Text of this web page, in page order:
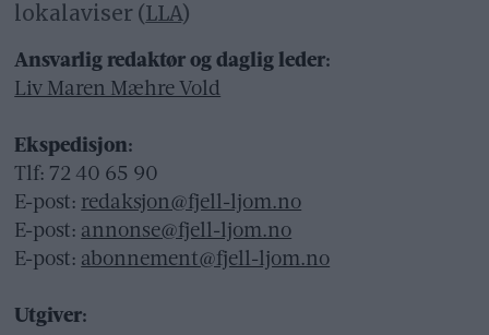
lokalaviser (LLA)
Ansvarlig redaktør og daglig leder:
Liv Maren Mæhre Vold
Ekspedisjon:
Tlf: 72 40 65 90
E-post: redaksjon@fjell-ljom.no
E-post: annonse@fjell-ljom.no
E-post: abonnement@fjell-ljom.no
Utgiver: